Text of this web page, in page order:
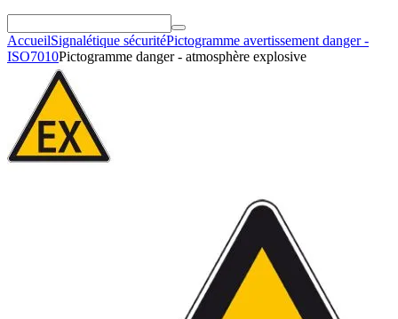
AccueilSignalétique sécuritéPictogramme avertissement danger -
ISO7010Pictogramme danger - atmosphère explosive